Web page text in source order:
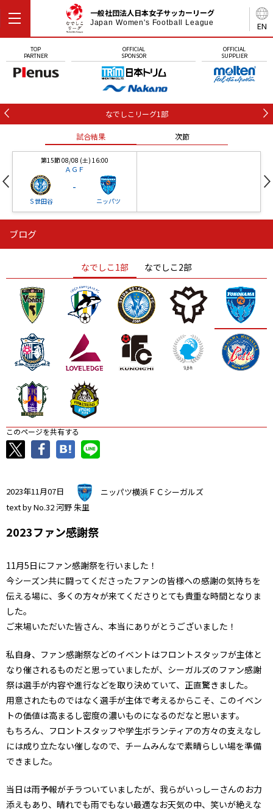
EN
一般社団法人日本女子サッカーリーグ
Japan Women's Football League
TOP
PARTNER
OFFICIAL
SPONSOR
OFFICIAL
SUPPLIER
なでしこリーグ1部
試合結果 次節
第15節 08/08 (土) 16:00
ＡＧＦ
Ｓ世田谷
-
ニッパツ
ニッパツ
ニッパツ 名古屋
石人の星
静岡 愛媛Ｌ
ブログ
なでしこ1部 なでしこ2部
このページを共有する
2023年11月07日
ニッパツ横浜ＦＣシーガルズ
text by No.32 河野 朱里
2023ファン感謝祭
11月5日にファン感謝祭を行いました！
今シーズン共に闘ってくださったファンの皆様への感謝の気持ちを
伝える場に、多くの方々が来てくださりとても貴重な時間となりま
した。
ご来場いただいた皆さん、本当にありがとうございました！
私自身、ファン感謝祭などのイベントはフロントスタッフが主体と
なり催されるものだと思っていましたが、シーガルズのファン感謝
祭は選手が内容や進行などを取り決めていて、正直驚きました。
用意されたものではなく選手が主体で考えるからこそ、このイベン
トの価値は高まるし密度の濃いものになるのだなと思います。
もちろん、フロントスタッフや学生ボランティアの方々の支えなし
には成り立たない催しなので、チームみんなで素晴らしい場を準備
できました。
当日は雨予報がチラついていましたが、我らがいっしーさんのお力
添えもあり、晴れでも雨でもない最適なお天気の中、笑いが絶えな